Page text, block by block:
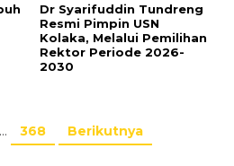
Dr Syarifuddin Tundreng
Resmi Pimpin USN
Kolaka, Melalui Pemilihan
Rektor Periode 2026-
2030
… 368 Berikutnya